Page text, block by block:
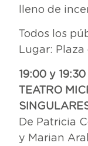
lleno de
Todos los
Lugar:
19:00 y
TEATRO
De Patricia
y Marian